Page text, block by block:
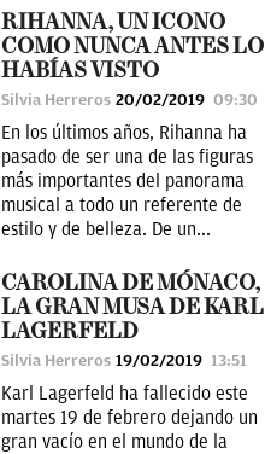
RIHANNA, UN ICONO
COMO NUNCA ANTES LO
HABÍAS VISTO
Silvia Herreros 20/02/2019 09:30
En los últimos años, Rihanna ha
pasado de ser una de las figuras
más importantes del panorama
musical a todo un referente de
estilo y de belleza. De un...
CAROLINA DE MÓNACO,
LA GRAN MUSA DE KARL
LAGERFELD
Silvia Herreros 19/02/2019 13:51
Karl Lagerfeld ha fallecido este
martes 19 de febrero dejando un
gran vacío en el mundo de la